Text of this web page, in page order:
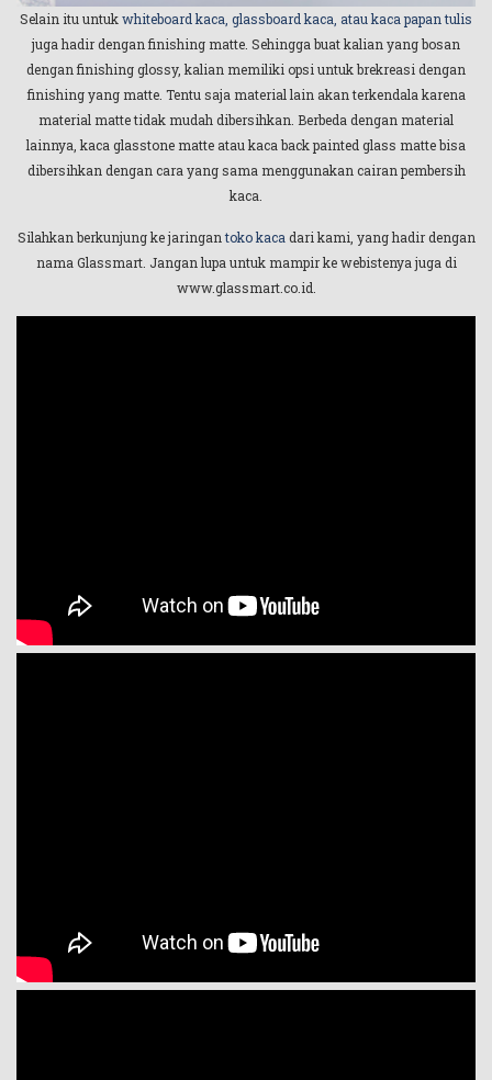
Selain itu untukwhiteboard kaca, glassboard kaca, atau kaca papan tulis
juga hadir dengan finishing matte. Sehingga buat kalian yang bosan
dengan finishing glossy, kalian memiliki opsi untuk brekreasi dengan
finishing yang matte. Tentu saja material lain akan terkendala karena
material matte tidak mudah dibersihkan. Berbeda dengan material
lainnya, kaca glasstone matte atau kaca back painted glass matte bisa
dibersihkan dengan cara yang sama menggunakan cairan pembersih
kaca.
Silahkan berkunjung ke jaringantoko kaca dari kami, yang hadir dengan
nama Glassmart. Jangan lupa untuk mampir ke webistenya juga di
www.glassmart.co.id.